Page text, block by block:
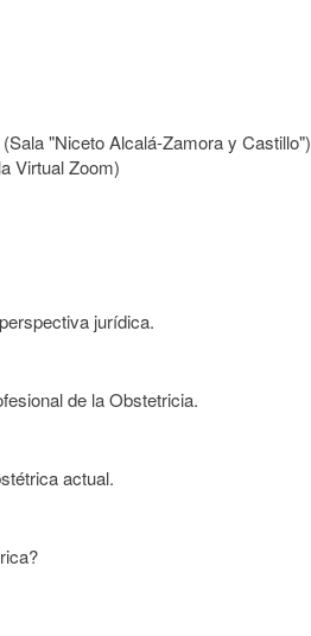
"Niceto Alcalá-Zamora y Castillo")
Virtual Zoom)
jurídica.
de la Obstetricia.
actual.